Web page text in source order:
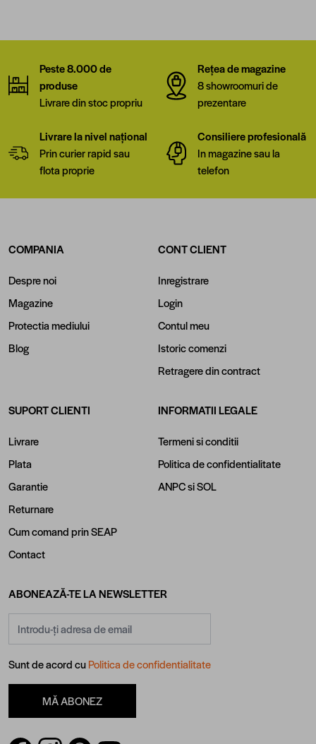
Peste 8.000 de
produse
Livrare din stoc propriu
Rețea de magazine
8 showroomuri de
prezentare
Livrare la nivel național
Prin curier rapid sau
flota proprie
Consiliere profesională
In magazine sau la
telefon
COMPANIA
Despre noi
Magazine
Protectia mediului
Blog
CONT CLIENT
Inregistrare
Login
Contul meu
Istoric comenzi
Retragere din contract
SUPORT CLIENTI
Livrare
Plata
Garantie
Returnare
Cum comand prin SEAP
Contact
INFORMATII LEGALE
Termeni si conditii
Politica de confidentialitate
ANPCsiSOL
ABONEAZĂ-TE LA NEWSLETTER
Sunt de acord cuPolitica de confidentialitate
MĂ ABONEZ